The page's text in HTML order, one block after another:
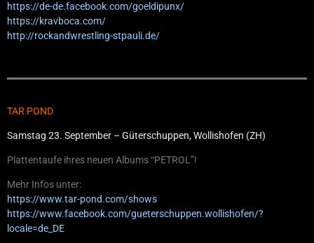
https://de-de.facebook.com/goeldipunx/
https://kravboca.com/
http://rockandwrestling-stpauli.de/
TAR POND
Samstag 23. September – Güterschuppen, Wollishofen (ZH)
Plattentaufe ihres neuen Albums “PETROL”!
Mehr Infos unter:
https://www.tar-pond.com/shows
https://www.facebook.com/gueterschuppen.wollishofen/?
locale=de_DE